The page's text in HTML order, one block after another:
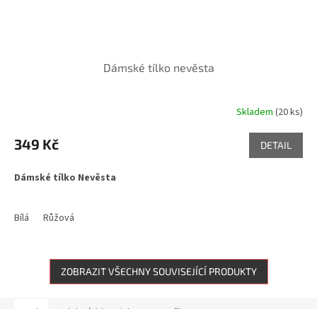
Dámské tílko nevěsta
Skladem (20 ks)
349 Kč DETAIL
Dámské tílko Nevěsta
Bílá Růžová
ZOBRAZIT VŠECHNY SOUVISEJÍCÍ PRODUKTY